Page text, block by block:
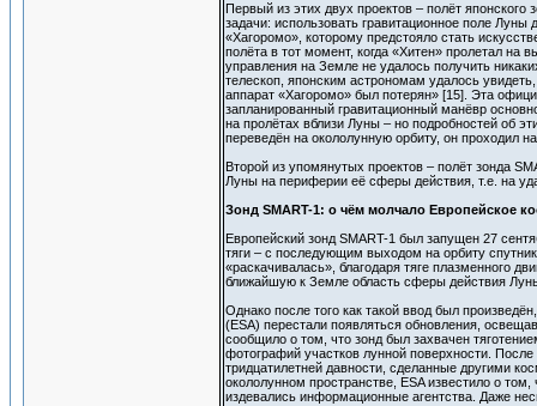
Первый из этих двух проектов – полёт
задачи: использовать гравитационное поле
«Хагоромо», которому предстояло стать
полёта в тот момент, когда «Хитен» пролетал
управления на Земле не удалось получить
телескоп, японским астрономам удалось
аппарат «Хагоромо» был потерян» [15]. Эта
запланированный гравитационный манёвр
на пролётах вблизи Луны – но подробностей об
переведён на окололунную орбиту, он проходил
Второй из упомянутых проектов – полёт зонда
Луны на периферии её сферы действия, т.е. на
Зонд SMART-1: о чём молчало Европейское
Европейский зонд SMART-1 был запущен 27
тяги – с последующим выходом на орбиту
«раскачивалась», благодаря тяге плазменного
ближайшую к Земле область сферы действия
Однако после того как такой ввод был
(ESA) перестали появляться обновления,
сообщило о том, что зонд был захвачен
фотографий участков лунной поверхности.
тридцатилетней давности, сделанные другими
окололунном пространстве, ESA известило о
издевались информационные агентства. Даже